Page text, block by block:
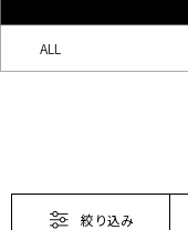
ALL
絞り込み